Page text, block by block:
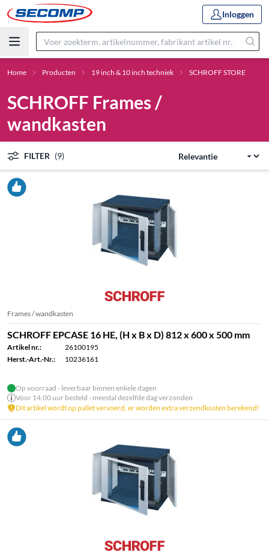
Inloggen
Home Producten 19 inch & 10 inch techniek SCHROFF STORE
SCHROFF Frames /
wandkasten
FILTER (9)
Frames / wandkasten
SCHROFF EPCASE 16 HE, (H x B x D) 812 x 600 x 500 mm
Artikel nr.:
26100195
Herst.-Art.-Nr.:
10236161
Op voorraad - leverbaar binnen enkele dagen
Voor 14.00 uur besteld - meestal dezelfde dag verzonden
Dit artikel wordt op pallet vervoerd, er worden extra verzendkosten berekend!